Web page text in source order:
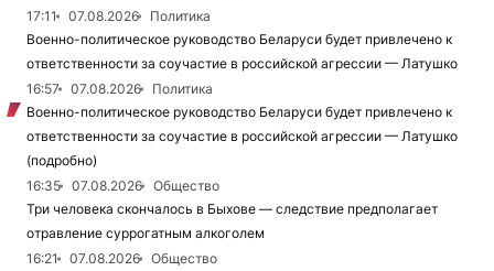
17:11
07.08.2026
Политика
Военно-политическое руководство Беларуси будет привлечено к
ответственности за соучастие в российской агрессии — Латушко
16:57
07.08.2026
Политика
Военно-политическое руководство Беларуси будет привлечено к
ответственности за соучастие в российской агрессии — Латушко
(подробно)
16:35
07.08.2026
Общество
Три человека скончалось в Быхове — следствие предполагает
отравление суррогатным алкоголем
16:21
07.08.2026
Общество